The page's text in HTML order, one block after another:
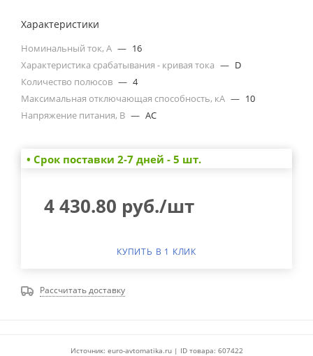
Характеристики
Номинальный ток, А — 16
Характеристика срабатывания - кривая тока — D
Количество полюсов — 4
Максимальная отключающая способность, кА — 10
Напряжение питания, В — AC
• Cрок поставки 2-7 дней - 5 шт.
4 430.80 руб./шт
КУПИТЬ В 1 КЛИК
Рассчитать доставку
Источник: euro-avtomatika.ru | ID товара: 607422